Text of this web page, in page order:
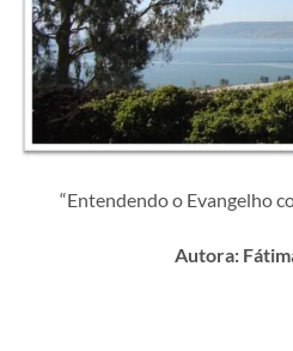
“Entendendo o Evangelho
Autora: